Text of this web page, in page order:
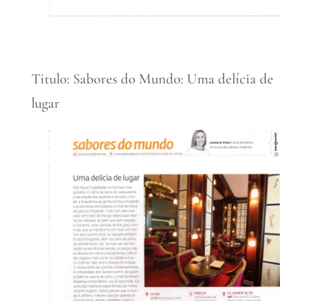
Titulo: Sabores do Mundo: Uma delícia de
lugar